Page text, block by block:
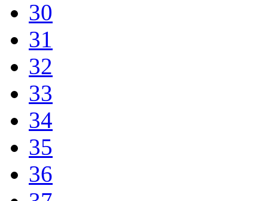
30
31
32
33
34
35
36